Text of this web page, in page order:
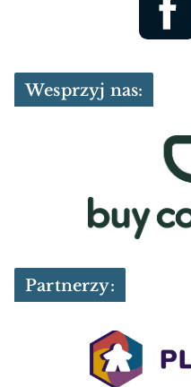
Wesprzyj nas:
Partnerzy: